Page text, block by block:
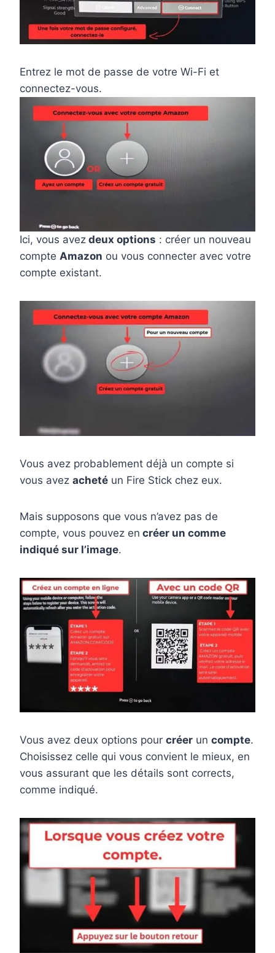
Entrez le mot de passe de votre Wi-Fi et
connectez-vous.
Ici, vous avez deux options : créer un nouveau
compte Amazon ou vous connecter avec votre
compte existant.
Vous avez probablement déjà un compte si
vous avez acheté un Fire Stick chez eux.
Mais supposons que vous n’avez pas de
compte, vous pouvez en créer un comme
indiqué sur l’image.
Vous avez deux options pour créer un compte.
Choisissez celle qui vous convient le mieux, en
vous assurant que les détails sont corrects,
comme indiqué.